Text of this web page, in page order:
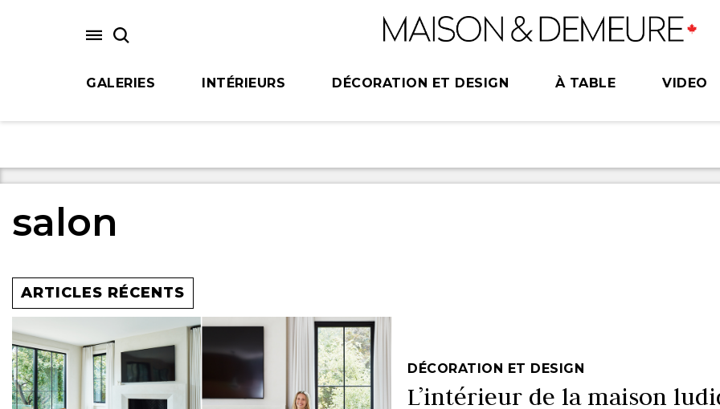
GALERIES INTÉRIEURS DÉCORATION ET DESIGN À TABLE VIDEO
salon
ARTICLES RÉCENTS
DÉCORATION ET DESIGN
L’intérieur de la maison